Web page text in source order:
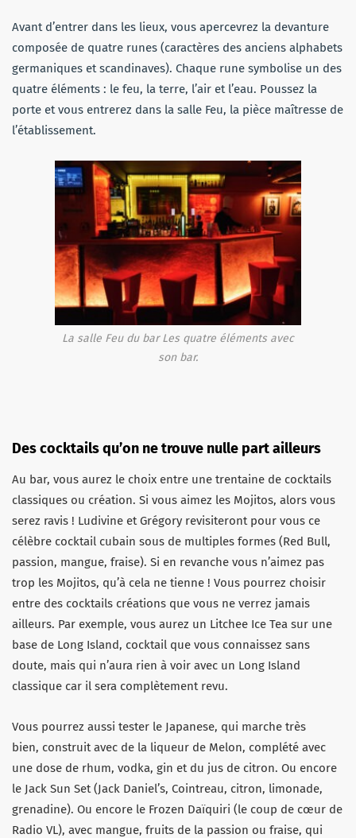
Avant d’entrer dans les lieux, vous apercevrez la devanture
composée de quatre runes (caractères des anciens alphabets
germaniques et scandinaves). Chaque rune symbolise un des
quatre éléments : le feu, la terre, l’air et l’eau. Poussez la
porte et vous entrerez dans la salle Feu, la pièce maîtresse de
l’établissement.
La salle Feu du bar Les quatre éléments avec
son bar.
Des cocktails qu’on ne trouve nulle part ailleurs
Au bar, vous aurez le choix entre une trentaine de cocktails
classiques ou création. Si vous aimez les Mojitos, alors vous
serez ravis ! Ludivine et Grégory revisiteront pour vous ce
célèbre cocktail cubain sous de multiples formes (Red Bull,
passion, mangue, fraise). Si en revanche vous n’aimez pas
trop les Mojitos, qu’à cela ne tienne ! Vous pourrez choisir
entre des cocktails créations que vous ne verrez jamais
ailleurs. Par exemple, vous aurez un Litchee Ice Tea sur une
base de Long Island, cocktail que vous connaissez sans
doute, mais qui n’aura rien à voir avec un Long Island
classique car il sera complètement revu.
Vous pourrez aussi tester le Japanese, qui marche très
bien, construit avec de la liqueur de Melon, complété avec
une dose de rhum, vodka, gin et du jus de citron. Ou encore
le Jack Sun Set (Jack Daniel’s, Cointreau, citron, limonade,
grenadine). Ou encore le Frozen Daïquiri (le coup de cœur de
Radio VL), avec mangue, fruits de la passion ou fraise, qui